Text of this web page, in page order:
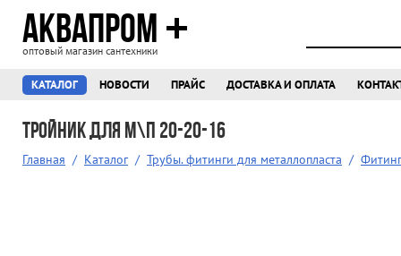
АКВАПРОМ
оптовый магазин сантехники
КАТАЛОГ НОВОСТИ ПРАЙС ДОСТАВКА И ОПЛАТА
Тройник для м\п 20-20-16
Главная / Каталог / Трубы. фитинги для металлопласта /